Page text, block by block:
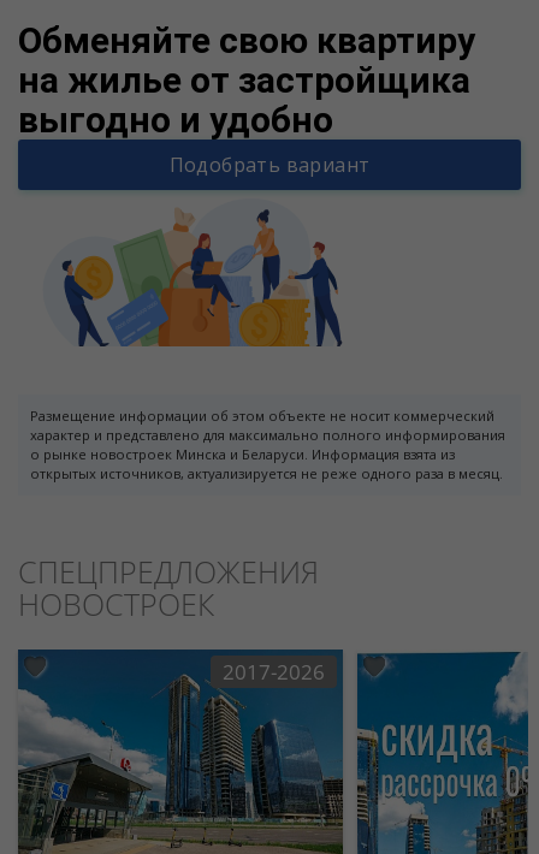
Обменяйте свою квартиру
на жилье от застройщика
выгодно и удобно
Подобрать вариант
Размещение информации об этом объекте не носит коммерческий
характер и представлено для максимально полного информирования
о рынке новостроек Минска и Беларуси. Информация взята из
открытых источников, актуализируется не реже одного раза в месяц.
СПЕЦПРЕДЛОЖЕНИЯ
НОВОСТРОЕК
2017-2026